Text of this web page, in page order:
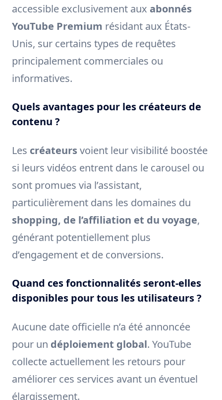
accessible exclusivement aux abonnés
YouTube Premium résidant aux États-
Unis, sur certains types de requêtes
principalement commerciales ou
informatives.
Quels avantages pour les créateurs de
contenu ?
Les créateurs voient leur visibilité boostée
si leurs vidéos entrent dans le carousel ou
sont promues via l’assistant,
particulièrement dans les domaines du
shopping, de l’affiliation et du voyage,
générant potentiellement plus
d’engagement et de conversions.
Quand ces fonctionnalités seront-elles
disponibles pour tous les utilisateurs ?
Aucune date officielle n’a été annoncée
pour un déploiement global. YouTube
collecte actuellement les retours pour
améliorer ces services avant un éventuel
élargissement.